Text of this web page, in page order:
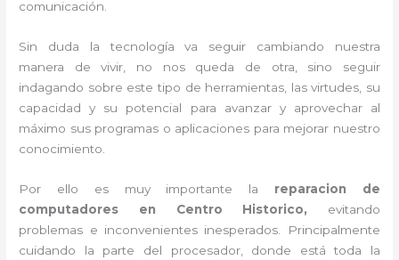
comunicación.
Sin duda la tecnología va seguir cambiando nuestra
manera de vivir, no nos queda de otra, sino seguir
indagando sobre este tipo de herramientas, las virtudes, su
capacidad y su potencial para avanzar y aprovechar al
máximo sus programas o aplicaciones para mejorar nuestro
conocimiento.
Por ello es muy importante la reparacion de
computadores en Centro Historico, evitando
problemas e inconvenientes inesperados. Principalmente
cuidando la parte del procesador, donde está toda la